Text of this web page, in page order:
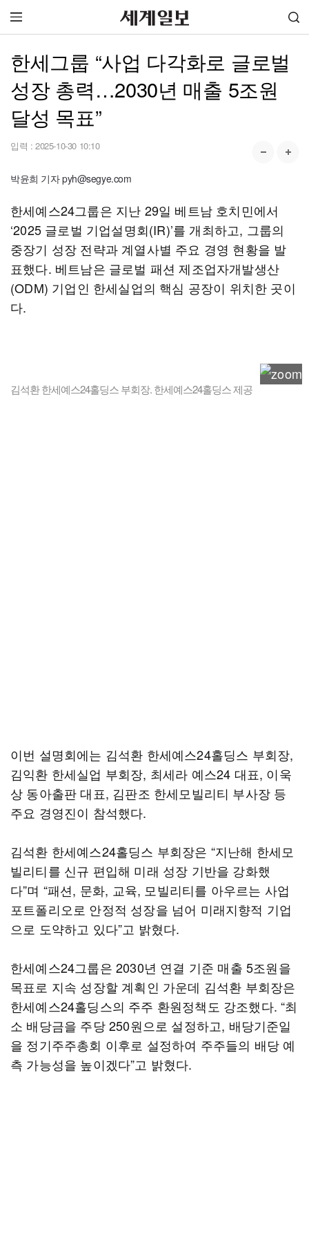
한세그룹 “사업 다각화로 글로벌
성장 총력…2030년 매출 5조원
달성 목표”
입력 : 2025-10-30 10:10
박윤희 기자 pyh@segye.com
한세예스24그룹은 지난 29일 베트남 호치민에서
‘2025 글로벌 기업설명회(IR)’를 개최하고, 그룹의
중장기 성장 전략과 계열사별 주요 경영 현황을 발
표했다. 베트남은 글로벌 패션 제조업자개발생산
(ODM) 기업인 한세실업의 핵심 공장이 위치한 곳이
다.
김석환 한세예스24홀딩스 부회장. 한세예스24홀딩스 제공
이번 설명회에는 김석환 한세예스24홀딩스 부회장,
김익환 한세실업 부회장, 최세라 예스24 대표, 이욱
상 동아출판 대표, 김판조 한세모빌리티 부사장 등
주요 경영진이 참석했다.
김석환 한세예스24홀딩스 부회장은 “지난해 한세모
빌리티를 신규 편입해 미래 성장 기반을 강화했
다”며 “패션, 문화, 교육, 모빌리티를 아우르는 사업
포트폴리오로 안정적 성장을 넘어 미래지향적 기업
으로 도약하고 있다”고 밝혔다.
한세예스24그룹은 2030년 연결 기준 매출 5조원을
목표로 지속 성장할 계획인 가운데 김석환 부회장은
한세예스24홀딩스의 주주 환원정책도 강조했다. “최
소 배당금을 주당 250원으로 설정하고, 배당기준일
을 정기주주총회 이후로 설정하여 주주들의 배당 예
측 가능성을 높이겠다”고 밝혔다.